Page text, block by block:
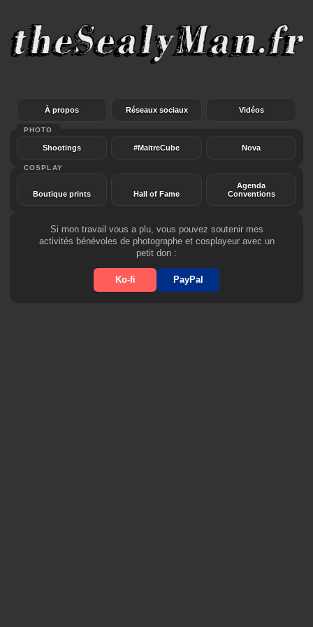
À propos Réseaux sociaux Vidéos
PHOTO
Shootings #MaitreCube Nova
COSPLAY
Boutique prints Hall of Fame
Agenda
Conventions
Si mon travail vous a plu, vous pouvez soutenir mes
activités bénévoles de photographe et cosplayeur avec un
petit don :
Ko-fi PayPal